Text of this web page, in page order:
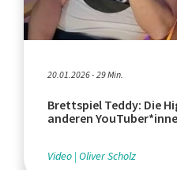
20.01.2026 - 29 Min.
Brettspiel Teddy: Die
anderen
Video Oliver Scholz